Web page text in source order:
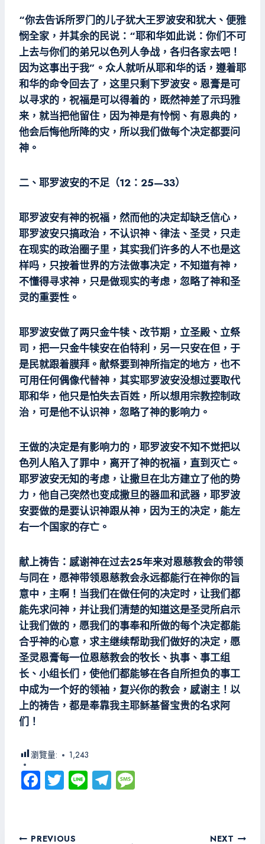
“你去告诉所罗门的儿子犹大王罗波安和犹大、便雅
悯全家，并其余的民说：“耶和华如此说：你们不可
上去与你们的弟兄以色列人争战，各归各家去吧！
因为这事出于我”。众人就听从耶和华的话，遵着耶
和华的命令回去了，这里只剩下罗波安。恩膏是可
以寻求的，祝福是可以得着的，既然神差了示玛雅
来，就当把他留住，因为神是有怜悯、有恩典的，
他会后悔他所降的灾，所以我们做每个决定都要问
神。
二、耶罗波安的不足（12：25—33）
耶罗波安有神的祝福，然而他的决定却缺乏信心，
耶罗波安只搞政治，不认识神、律法、圣灵，只走
在现实的政治圈子里，其实我们许多的人不也是这
样吗，只按着世界的方法做事决定，不知道有神，
不懂得寻求神，只是做现实的考虑，忽略了神和圣
灵的重要性。
耶罗波安做了两只金牛犊、改节期，立圣殿、立祭
司，把一只金牛犊安在伯特利，另一只安在但，于
是民就跟着膜拜。献祭要到神所指定的地方，也不
可用任何偶像代替神，其实耶罗波安没想过要取代
耶和华，他只是怕失去百姓，所以想用宗教控制政
治，可是他不认识神，忽略了神的影响力。
王做的决定是有影响力的，耶罗波安不知不觉把以
色列人陷入了罪中，离开了神的祝福，直到灭亡。
耶罗波安无知的考虑，让撒旦在北方建立了他的势
力，他自己突然也变成撒旦的器皿和武器，耶罗波
安要做的是要认识神跟从神，因为王的决定，能左
右一个国家的存亡。
献上祷告：感谢神在过去25年来对恩慈教会的带领
与同在，愿神带领恩慈教会永远都能行在神你的旨
意中，主啊！当我们在做任何的决定时，让我们都
能先求问神，并让我们清楚的知道这是圣灵所启示
让我们做的，愿我们的事奉和所做的每个决定都能
合乎神的心意，求主继续帮助我们做好的决定，愿
圣灵恩膏每一位恩慈教会的牧长、执事、事工组
长、小组长们，使他们都能够在各自所担负的事工
中成为一个好的领袖，复兴你的教会，感谢主！以
上的祷告，都是奉靠我主耶稣基督宝贵的名求阿
们！
瀏覽量: 1,243
Fa
ce
o
T
wi
er
Li
ne
Te
le
PREVIOUS NEXT